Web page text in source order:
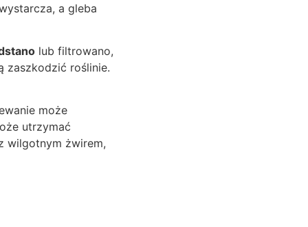
a gleba
lub filtrowano,
zaszkodzić roślinie.
może
utrzymać
wilgotnym żwirem,